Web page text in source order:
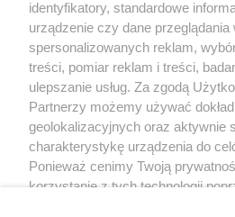
identyfikatory, standardowe
urządzenie czy dane przeglądania
spersonalizowanych reklam,
treści, pomiar reklam i treści,
ulepszanie usług. Za zgodą
Partnerzy możemy używać
geolokalizacyjnych oraz aktywnie
charakterystykę urządzenia do
Ponieważ cenimy Twoją
korzystanie z tych technologii